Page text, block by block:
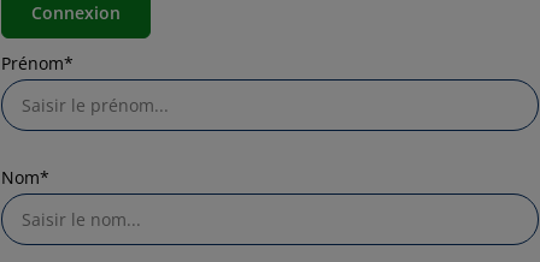
Connexion
Prénom*
Nom*